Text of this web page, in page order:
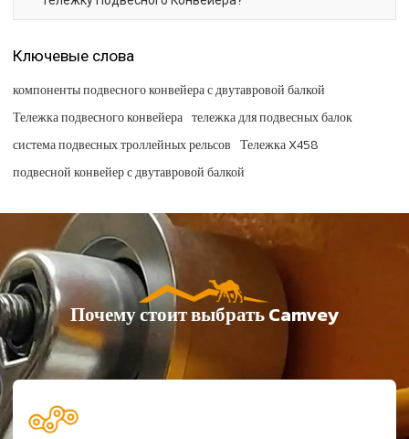
Ключевые слова
компоненты подвесного конвейера с двутавровой балкой
Тележка подвесного конвейера тележка для подвесных балок
система подвесных троллейных рельсов Тележка X458
подвесной конвейер с двутавровой балкой
Почему стоит выбрать Camvey